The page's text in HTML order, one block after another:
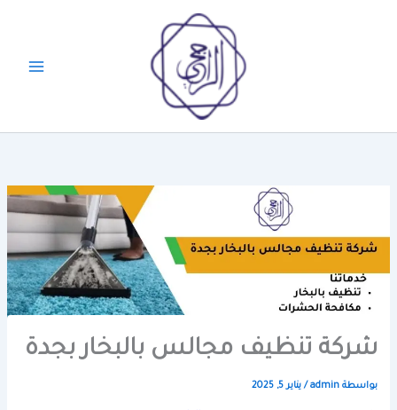
شركة تنظيف مجالس بالبخار بجدة
بواسطة admin
/يناير 5, 2025